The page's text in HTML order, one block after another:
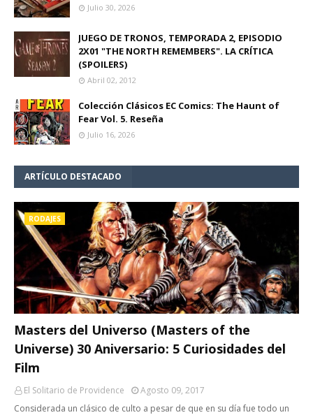
Julio 30, 2026
JUEGO DE TRONOS, TEMPORADA 2, EPISODIO
2X01 "THE NORTH REMEMBERS". LA CRÍTICA
(SPOILERS)
Abril 02, 2012
Colección Clásicos EC Comics: The Haunt of
Fear Vol. 5. Reseña
Julio 16, 2026
ARTÍCULO DESTACADO
RODAJES
Masters del Universo (Masters of the
Universe) 30 Aniversario: 5 Curiosidades del
Film
El Solitario de Providence
Agosto 09, 2017
Considerada un clásico de culto a pesar de que en su día fue todo un